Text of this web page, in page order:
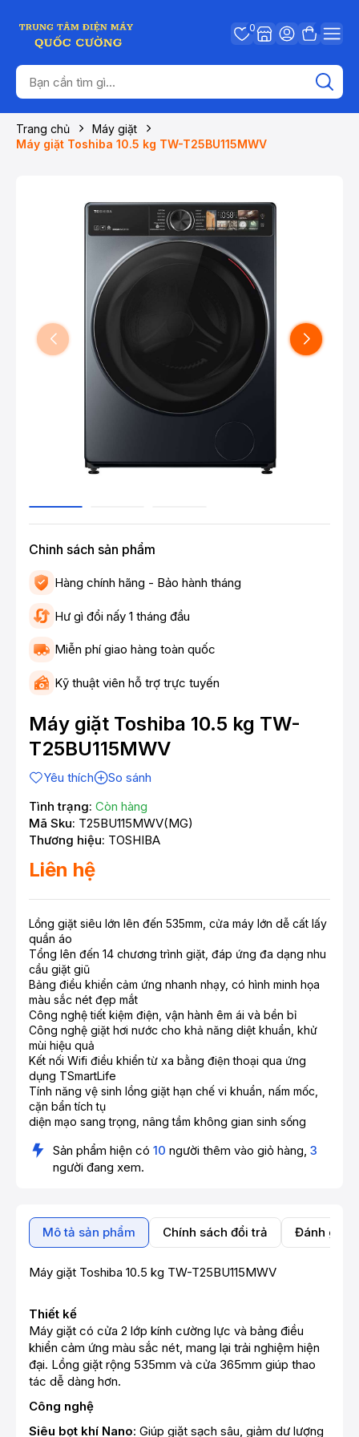
0
Trang chủ
Máy giặt
Máy giặt Toshiba 10.5 kg TW-T25BU115MWV
Chinh sách sản phẩm
Hàng chính hãng - Bảo hành tháng
Hư gì đổi nấy 1 tháng đầu
Miễn phí giao hàng toàn quốc
Kỹ thuật viên hỗ trợ trực tuyến
Máy giặt Toshiba 10.5 kg TW-
T25BU115MWV
Yêu thích
So sánh
Tình trạng: Còn hàng
Mã Sku: T25BU115MWV(MG)
Thương hiệu: TOSHIBA
Liên hệ
Lồng giặt siêu lớn lên đến 535mm, cửa máy lớn dễ cất lấy
quần áo
Tổng lên đến 14 chương trình giặt, đáp ứng đa dạng nhu
cầu giặt giũ
Bảng điều khiển cảm ứng nhanh nhạy, có hình minh họa
màu sắc nét đẹp mắt
Công nghệ tiết kiệm điện, vận hành êm ái và bền bỉ
Công nghệ giặt hơi nước cho khả năng diệt khuẩn, khử
mùi hiệu quả
Kết nối Wifi điều khiển từ xa bằng điện thoại qua ứng
dụng TSmartLife
Tính năng vệ sinh lồng giặt hạn chế vi khuẩn, nấm mốc,
cặn bẩn tích tụ
diện mạo sang trọng, nâng tầm không gian sinh sống
Sản phẩm hiện có 10 người thêm vào giỏ hàng, 3
người đang xem.
Mô tả sản phẩm Chính sách đổi trả Đánh giá
Máy giặt Toshiba 10.5 kg TW-T25BU115MWV
Thiết kế
Máy giặt có cửa 2 lớp kính cường lực và bảng điều
khiển cảm ứng màu sắc nét, mang lại trải nghiệm hiện
đại. Lồng giặt rộng 535mm và cửa 365mm giúp thao
tác dễ dàng hơn.
Công nghệ
Siêu bọt khí Nano: Giúp giặt sạch sâu, giảm dư lượng